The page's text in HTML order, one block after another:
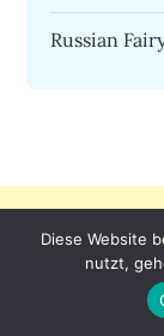
Russian
Seiten
Diese Website
nutzt,